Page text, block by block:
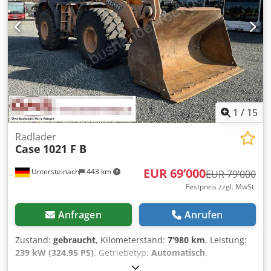
unserer Website ... We are selling our goods with general
terms and conditions (listet: ... / AGB) - .
1 / 15
Untersteinach 443 km
Radlader
Case 1021 F B
EUR 69’000EUR 79’000
Festpreis zzgl. MwSt.
Anfragen Anrufen
Zustand: gebraucht, Kilometerstand: 7’980 km, Leistung:
239 kW (324.95 PS), Getriebetyp: Automatisch,
Gelb